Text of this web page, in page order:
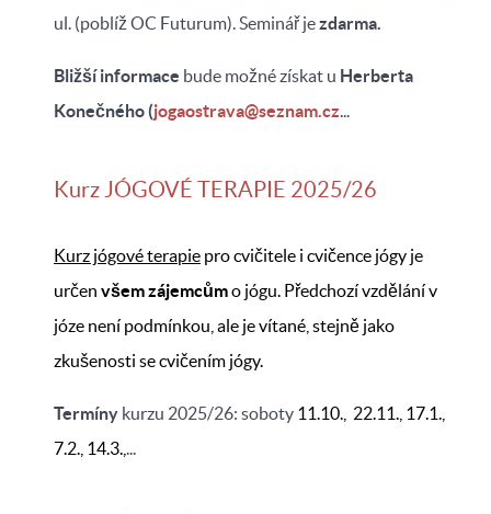
ul. (poblíž OC Futurum). Seminář jezdarma.
Bližšíinformace bude možné získat u Herberta
Konečného (jogaostrava@seznam.cz...
Kurz JÓGOVÉ TERAPIE 2025/26
Kurz jógové terapie pro cvičitele i cvičence jógy je
určen všemzájemcůmo jógu. Předchozí vzdělání v
józe není podmínkou, ale je vítané, stejně jako
zkušenosti se cvičením jógy.
Termíny kurzu 2025/26: soboty 11.10., 22.11., 17.1.,
7.2., 14.3.,...